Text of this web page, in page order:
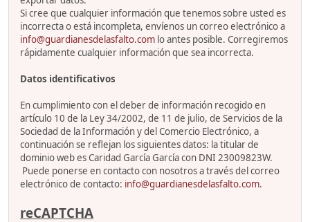
Si cree que cualquier información que tenemos sobre usted es
incorrecta o está incompleta, envíenos un correo electrónico a
info@guardianesdelasfalto.com lo antes posible. Corregiremos
rápidamente cualquier información que sea incorrecta.
Datos identificativos
En cumplimiento con el deber de información recogido en
artículo 10 de la Ley 34/2002, de 11 de julio, de Servicios de la
Sociedad de la Información y del Comercio Electrónico, a
continuación se reflejan los siguientes datos: la titular de
dominio web es Caridad García García con DNI 23009823W.
Puede ponerse en contacto con nosotros a través del correo
electrónico de contacto: info@guardianesdelasfalto.com.
reCAPTCHA